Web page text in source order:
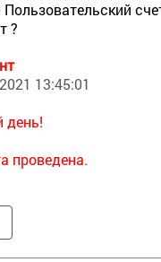
?
13:45:01
день!
проведена.